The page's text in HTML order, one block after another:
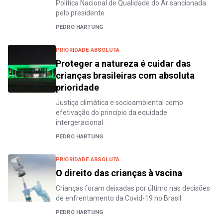
Política Nacional de Qualidade do Ar sancionada
pelo presidente
PEDRO HARTUNG
PRIORIDADE ABSOLUTA
Proteger a natureza é cuidar das
crianças brasileiras com absoluta
prioridade
Justiça climática e socioambiental como
efetivação do princípio da equidade
intergeracional
PEDRO HARTUNG
PRIORIDADE ABSOLUTA
O direito das crianças à vacina
Crianças foram deixadas por último nas decisões
de enfrentamento da Covid-19 no Brasil
PEDRO HARTUNG